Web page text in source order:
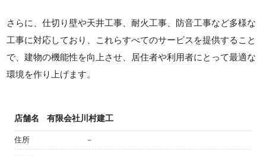
さらに、仕切り壁や天井工事、耐火工事、防音工事など多様な
工事に対応しており、これらすべてのサービスを提供すること
で、建物の機能性を向上させ、居住者や利用者にとって最適な
環境を作り上げます。
店舗名 有限会社川村建工
住所 －